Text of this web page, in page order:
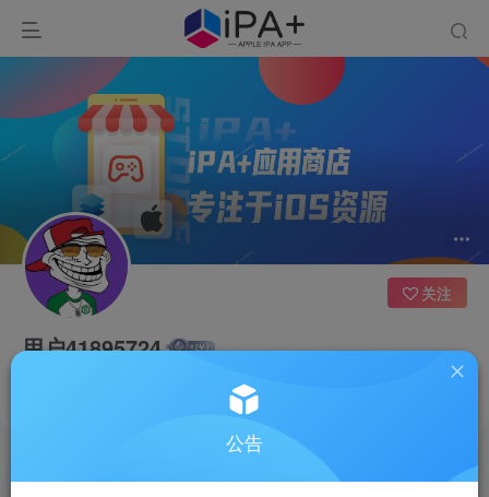
用户41895724
关注
文章0 收藏0 评论1 反馈0 粉丝0
公告